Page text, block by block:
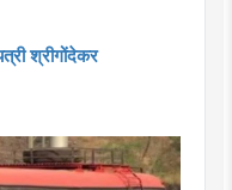
श्रीगोंदेकर